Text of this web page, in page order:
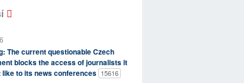
The current questionable Czech
blocks the access of journalists it
like to its news conferences 15616